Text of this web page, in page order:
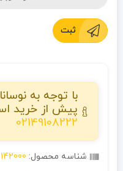
ثبت
با توجه به
پیش از خرید
02149108222
شناسه محصول: 142000